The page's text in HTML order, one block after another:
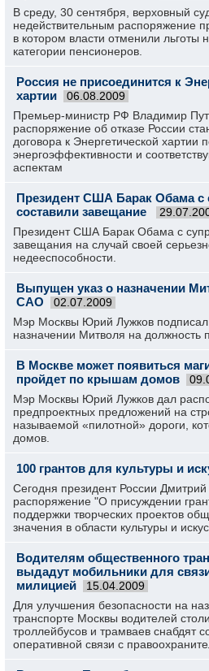
В среду, 30 сентября, верховный
недействительным распоряжение
в котором власти отменили льготы
категории пенсионеров.
Россия не присоединится к
хартии
06.08.2009
Премьер-министр РФ Владимир
распоряжение об отказе России
договора к Энергетической хартии
энергоэффективности и
аспектам
Президент США Барак Обама с
составили завещание
Президент США Барак Обама с
завещания на случай своей
недееспособности.
Выпущен указ о назначении
САО
02.07.2009
Мэр Москвы Юрий Лужков
назначении Митволя на должность
В Москве может появиться
пройдет по крышам домов
Мэр Москвы Юрий Лужков дал
предпроектных предложений на
называемой «пилотной» дороги,
домов.
100 грантов для культуры и
Сегодня президент России
распоряжение "О присуждении
поддержки творческих проектов
значения в области культуры и
Водителям общественного
выдадут мобильники для
милицией
15.04.2009
Для улучшения безопасности на
транспорте Москвы водителей
троллейбусов и трамваев снабдят
оперативной связи с